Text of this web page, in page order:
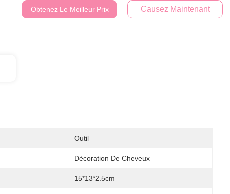
Obtenez Le Meilleur Prix Causez Maintenant
Outil
Décoration De Cheveux
15*13*2.5cm